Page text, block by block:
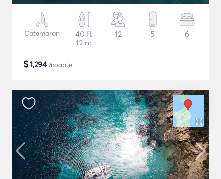
Catamaran
40 ft
12 m
12 5 6
$1,294/noapte